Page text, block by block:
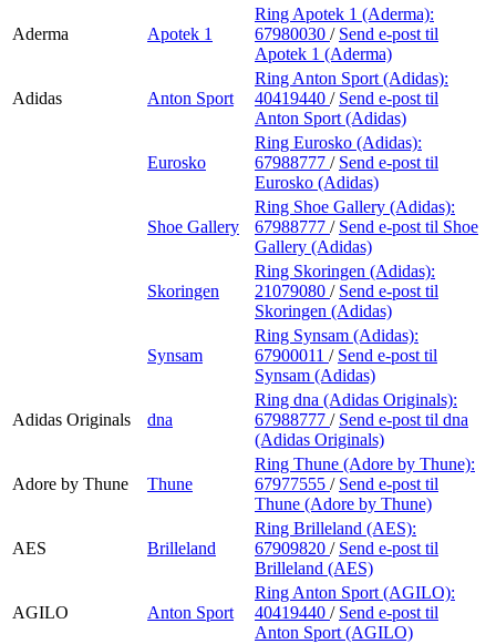
Aderma Apotek 1
Ring Apotek 1 (Aderma):
67980030 / Send e-post til
Apotek 1 (Aderma)
Adidas Anton Sport
Ring Anton Sport (Adidas):
40419440 / Send e-post til
Anton Sport (Adidas)
Eurosko
Ring Eurosko (Adidas):
67988777 / Send e-post til
Eurosko (Adidas)
Shoe Gallery
Ring Shoe Gallery (Adidas):
67988777 / Send e-post til Shoe
Gallery (Adidas)
Skoringen
Ring Skoringen (Adidas):
21079080 / Send e-post til
Skoringen (Adidas)
Synsam
Ring Synsam (Adidas):
67900011 / Send e-post til
Synsam (Adidas)
Adidas Originals dna
Ring dna (Adidas Originals):
67988777 / Send e-post til dna
(Adidas Originals)
Adore by Thune Thune
Ring Thune (Adore by Thune):
67977555 / Send e-post til
Thune (Adore by Thune)
AES Brilleland
Ring Brilleland (AES):
67909820 / Send e-post til
Brilleland (AES)
AGILO Anton Sport
Ring Anton Sport (AGILO):
40419440 / Send e-post til
Anton Sport (AGILO)